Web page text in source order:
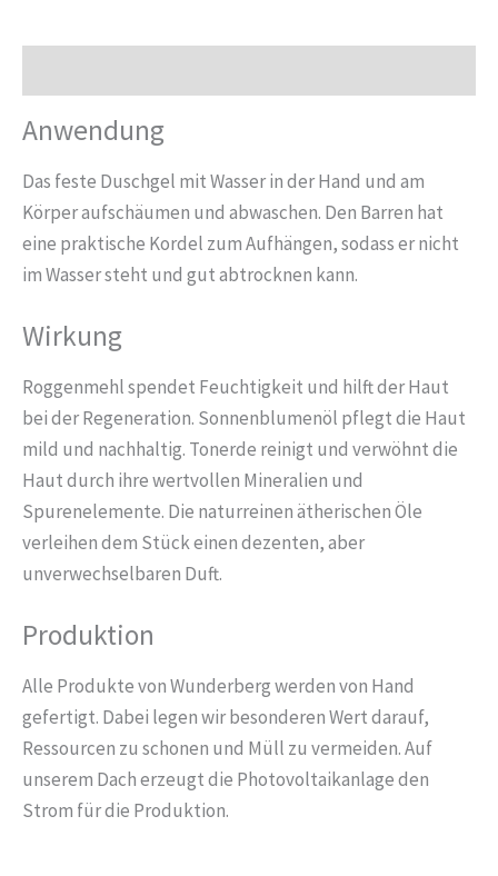
Anwendung
Das feste Duschgel mit Wasser in der Hand und am
Körper aufschäumen und abwaschen. Den Barren hat
eine praktische Kordel zum Aufhängen, sodass er nicht
im Wasser steht und gut abtrocknen kann.
Wirkung
Roggenmehl spendet Feuchtigkeit und hilft der Haut
bei der Regeneration. Sonnenblumenöl pflegt die Haut
mild und nachhaltig. Tonerde reinigt und verwöhnt die
Haut durch ihre wertvollen Mineralien und
Spurenelemente. Die naturreinen ätherischen Öle
verleihen dem Stück einen dezenten, aber
unverwechselbaren Duft.
Produktion
Alle Produkte von Wunderberg werden von Hand
gefertigt. Dabei legen wir besonderen Wert darauf,
Ressourcen zu schonen und Müll zu vermeiden. Auf
unserem Dach erzeugt die Photovoltaikanlage den
Strom für die Produktion.